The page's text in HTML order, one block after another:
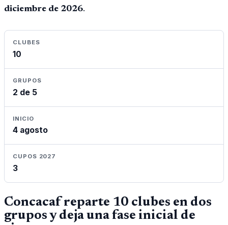
diciembre de 2026.
CLUBES
10
GRUPOS
2 de 5
INICIO
4 agosto
CUPOS 2027
3
Concacaf reparte 10 clubes en dos
grupos y deja una fase inicial de